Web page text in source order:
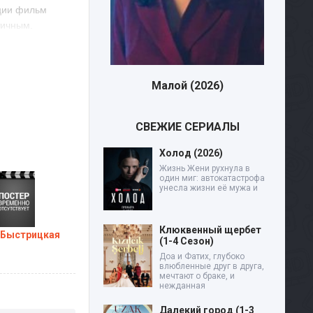
фильм
хорошем
Малой (2026)
СВЕЖИЕ СЕРИАЛЫ
Холод (2026)
Жизнь Жени рухнула в
один миг: автокатастрофа
унесла жизни её мужа и
Клюквенный щербет
(1-4 Сезон)
Доа и Фатих, глубоко
влюбленные друг в друга,
мечтают о браке, и
нежданная
Далекий город (1-3